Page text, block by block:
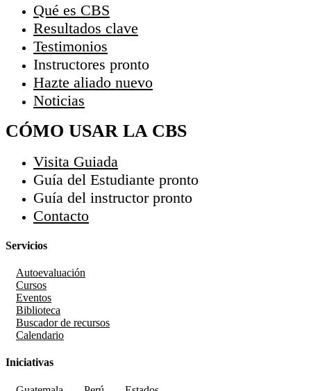
Qué es CBS
Resultados clave
Testimonios
Instructores pronto
Hazte aliado nuevo
Noticias
CÓMO USAR LA CBS
Visita Guiada
Guía del Estudiante pronto
Guía del instructor pronto
Contacto
Servicios
Autoevaluación
Cursos
Eventos
Biblioteca
Buscador de recursos
Calendario
Iniciativas